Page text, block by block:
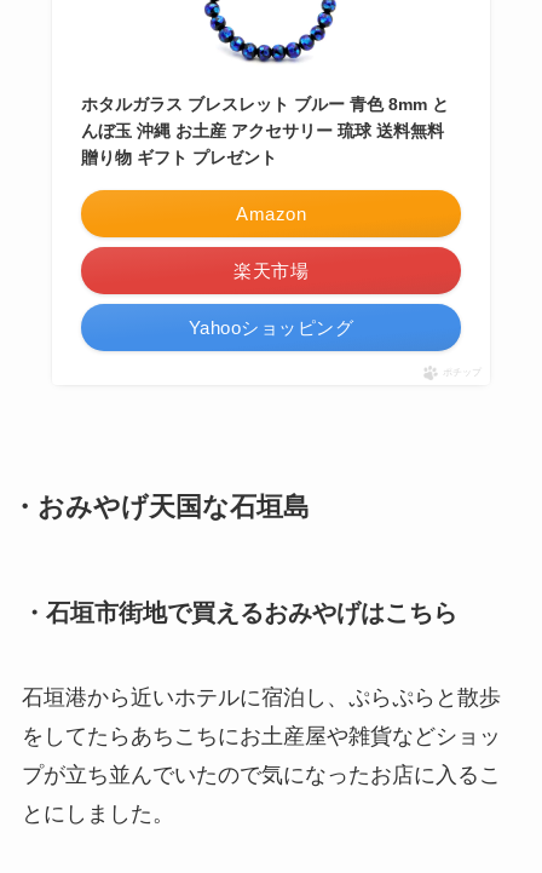
ホタルガラス ブレスレット ブルー 青色 8mm と
んぼ玉 沖縄 お土産 アクセサリー 琉球 送料無料
贈り物 ギフト プレゼント
Amazon
楽天市場
Yahooショッピング
ポチップ
・おみやげ天国な石垣島
・石垣市街地で買えるおみやげはこちら
石垣港から近いホテルに宿泊し、ぷらぷらと散歩
をしてたらあちこちにお土産屋や雑貨などショッ
プが立ち並んでいたので気になったお店に入るこ
とにしました。